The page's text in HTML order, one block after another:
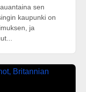
sen
kaupunki on
ja